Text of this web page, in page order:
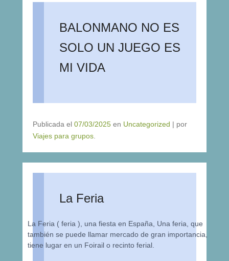
BALONMANO NO ES
SOLO UN JUEGO ES
MI VIDA
Publicada el 07/03/2025 en Uncategorized | por
Viajes para grupos
La Feria
La Feria ( feria ), una fiesta en España, Una feria, que
también se puede llamar mercado de gran importancia,
tiene lugar en un Foirail o recinto ferial.